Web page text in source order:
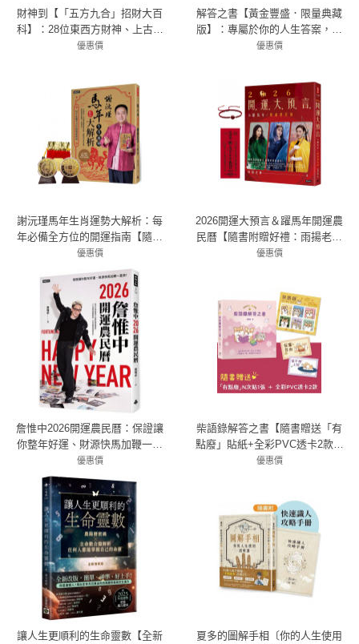
財神到【「五方九合」招財大百
科】：28位東西方財神、上古神
獸、聚寶錢幣，財神天團大集合
優惠價
解答之書【黃金豐盛．限量典藏
版】：專屬於你的人生答案，一
本比你還了解自己的書
優惠價
謝沅瑾馬年生肖運勢大解析：每
年必備全方位的開運指南【隨書
附贈馬上發財豐收大金幣】
優惠價
79折 394元
2026開運大預言＆躍馬年開運農
民曆【隨書附贈好禮：雨揚老師
加持‧鴻運當頭紅繩手鍊】
優惠價
詹惟中2026開運農民曆：保證讓
你整年好運、財源快馬加鞭一直
來！
優惠價
79折 356元
柴語錄解答之書【隨書贈送「有
點廢」貼紙+全彩PVC透卡2款，
許願柴富自由不上班】
優惠價
讓人生更順利的生命靈數【全新
夏多的圖解手相〔你的人生使用